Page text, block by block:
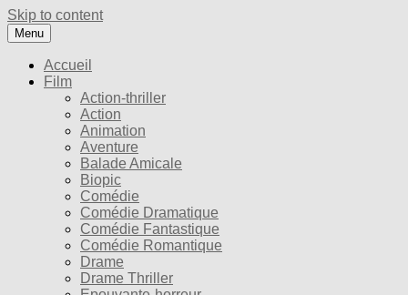
Skip to content
Menu
Accueil
Film
Action-thriller
Action
Animation
Aventure
Balade Amicale
Biopic
Comédie
Comédie Dramatique
Comédie Fantastique
Comédie Romantique
Drame
Drame Thriller